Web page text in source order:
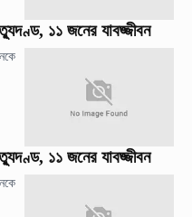
১১ জনের যাবজ্জীবন
১১ জনের যাবজ্জীবন